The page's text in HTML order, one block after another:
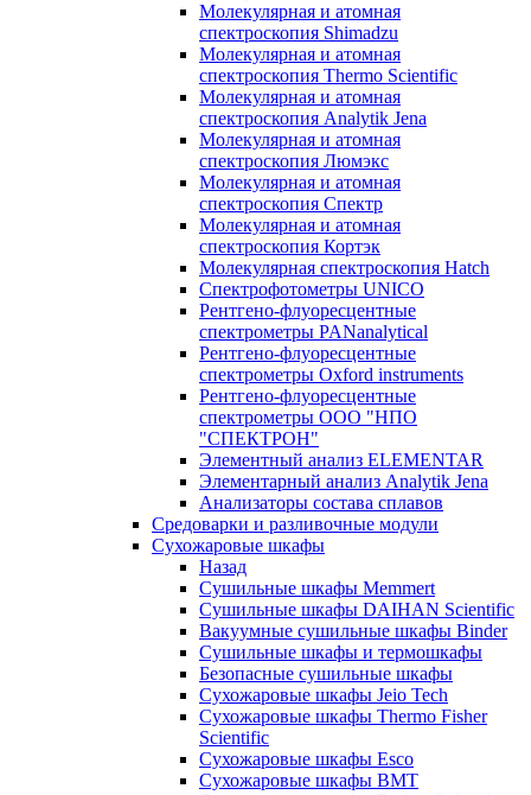
Молекулярная и атомная
спектроскопия Shimadzu
Молекулярная и атомная
спектроскопия Thermo Scientific
Молекулярная и атомная
спектроскопия Analytik Jena
Молекулярная и атомная
спектроскопия Люмэкс
Молекулярная и атомная
спектроскопия Спектр
Молекулярная и атомная
спектроскопия Кортэк
Молекулярная спектроскопия Hatch
Спектрофотометры UNICO
Рентгено-флуоресцентные
спектрометры PANanalytical
Рентгено-флуоресцентные
спектрометры Oxford instruments
Рентгено-флуоресцентные
спектрометры ООО "НПО
"СПЕКТРОН"
Элементный анализ ELEMENTAR
Элементарный анализ Analytik Jena
Анализаторы состава сплавов
Средоварки и разливочные модули
Сухожаровые шкафы
Назад
Сушильные шкафы Memmert
Сушильные шкафы DAIHAN Scientific
Вакуумные сушильные шкафы Binder
Сушильные шкафы и термошкафы
Безопасные сушильные шкафы
Сухожаровые шкафы Jeio Tech
Сухожаровые шкафы Thermo Fisher
Scientific
Сухожаровые шкафы Esco
Сухожаровые шкафы BMT